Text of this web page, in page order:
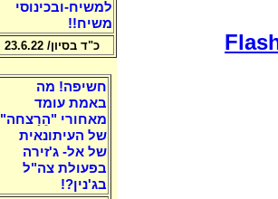
למשיח-ובכינוסי
משיח!!
כ"ד בסיון/ 23.6.22
חשיפה! מה
באמת עומד
מאחורי "הֵרַצחה"
של העיתונאית
של אל- ג'זירה
בפעולת צה"ל
בג'נין?!